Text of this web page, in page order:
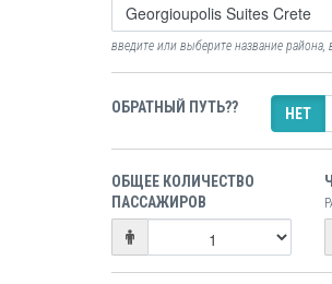
введите или выберите название
ОБРАТНЫЙ ПУТЬ?? НЕТ
ОБЩЕЕ КОЛИЧЕСТВО
ПАССАЖИРОВ